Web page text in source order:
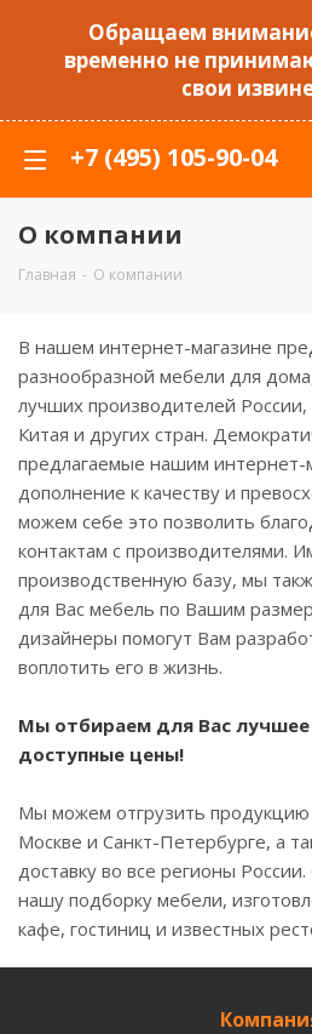
Обращаем
временно не
свои
+7 (495) 105-90-04
О компании
Главная - О компании
В нашем интернет-магазине
разнообразной мебели для
лучших производителей
Китая и других стран.
предлагаемые нашим интернет-
дополнение к качеству и
можем себе это позволить
контактам с производителями.
производственную базу, мы
для Вас мебель по Вашим
дизайнеры помогут Вам
воплотить его в жизнь.
Мы отбираем для Вас лучшее
доступные цены!
Мы можем отгрузить продукцию
Москве и Санкт-Петербурге, а
доставку во все регионы
нашу подборку мебели,
кафе, гостиниц и известных